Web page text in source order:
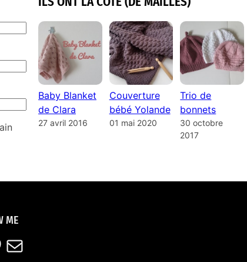
Baby Blanket
de Clara
27 avril 2016
Couverture
bébé Yolande
01 mai 2020
Trio de
bonnets
30 octobre
2017
ME
E-mail